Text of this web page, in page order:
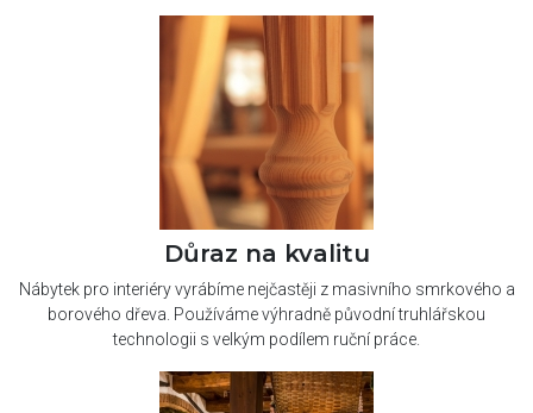
Důraz na kvalitu
Nábytek pro interiéry vyrábíme nejčastěji z masivního smrkového a
borového dřeva. Používáme výhradně původní truhlářskou
technologii s velkým podílem ruční práce.